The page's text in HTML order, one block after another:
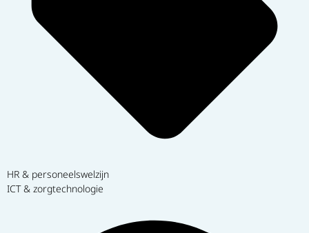
HR & personeelswelzijn
ICT & zorgtechnologie